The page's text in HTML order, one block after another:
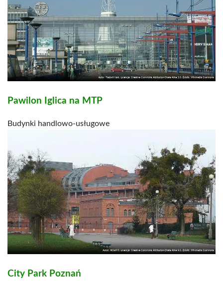
Pawilon Iglica na MTP
Budynki handlowo-usługowe
City Park Poznań